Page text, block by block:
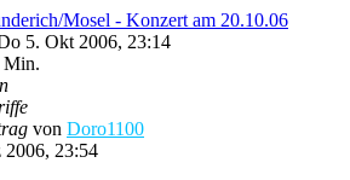
Mosel - Konzert am 20.10.06
5. Okt 2006, 23:14
Min.
von Doro1100
23:54